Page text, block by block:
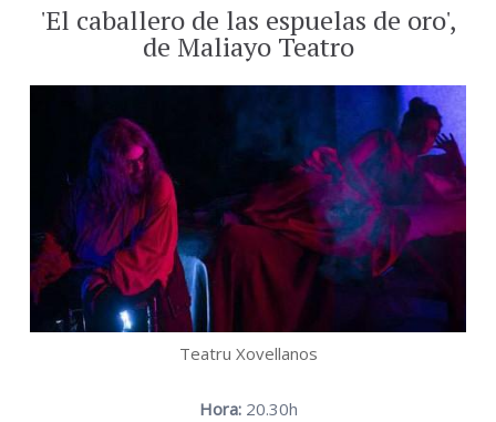
'El caballero de las espuelas de oro',
de Maliayo Teatro
Teatru Xovellanos
Hora:20.30h